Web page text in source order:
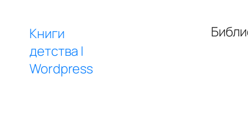
содержимому
Книги
детства |
Wordpress